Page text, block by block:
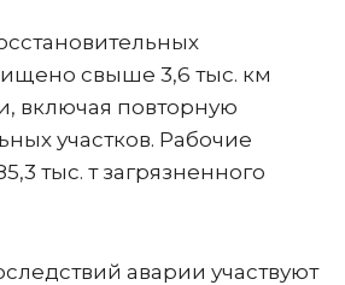
свыше 3,6 тыс. км
включая повторную
участков. Рабочие
тыс. т загрязненного
аварии участвуют